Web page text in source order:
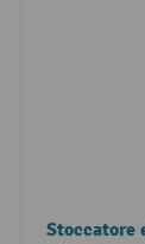
Stoccatore